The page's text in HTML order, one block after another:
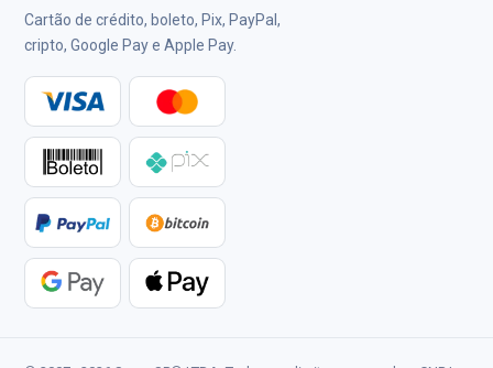
Cartão de crédito, boleto, Pix, PayPal,
cripto, Google Pay e Apple Pay.